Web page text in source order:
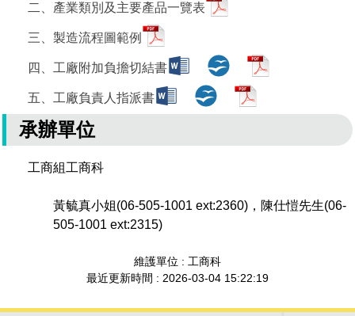
二、產業類別及主要產品一覽表
三、製造流程圖範例
四、工廠附加負擔切結書
五、工廠負責人指派書
承辦單位
工商組工商科
黃毓真小姐(06-505-1001 ext:2360)，陳仕愷先生(06-
505-1001 ext:2315)
維護單位 : 工商科
最近更新時間 : 2026-03-04 15:22:19